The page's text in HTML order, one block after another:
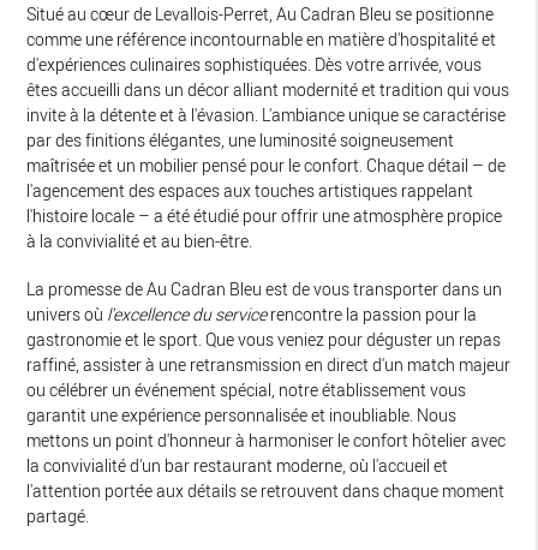
Situé au cœur de Levallois-Perret, Au Cadran Bleu se positionne
comme une référence incontournable en matière d'hospitalité et
d'expériences culinaires sophistiquées. Dès votre arrivée, vous
êtes accueilli dans un décor alliant modernité et tradition qui vous
invite à la détente et à l'évasion. L'ambiance unique se caractérise
par des finitions élégantes, une luminosité soigneusement
maîtrisée et un mobilier pensé pour le confort. Chaque détail – de
l'agencement des espaces aux touches artistiques rappelant
l'histoire locale – a été étudié pour offrir une atmosphère propice
à la convivialité et au bien-être.
La promesse de Au Cadran Bleu est de vous transporter dans un
univers où l'excellence du servicerencontre la passion pour la
gastronomie et le sport. Que vous veniez pour déguster un repas
raffiné, assister à une retransmission en direct d'un match majeur
ou célébrer un événement spécial, notre établissement vous
garantit une expérience personnalisée et inoubliable. Nous
mettons un point d'honneur à harmoniser le confort hôtelier avec
la convivialité d'un bar restaurant moderne, où l'accueil et
l'attention portée aux détails se retrouvent dans chaque moment
partagé.